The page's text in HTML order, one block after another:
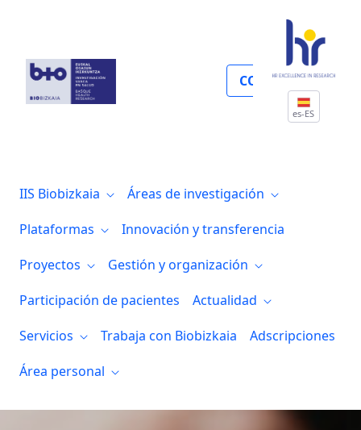
COLABORA
es-ES
IIS Biobizkaia
Áreas de investigación
Plataformas
Innovación y transferencia
Proyectos
Gestión y organización
Participación de pacientes
Actualidad
Servicios
Trabaja con Biobizkaia
Adscripciones
Área personal